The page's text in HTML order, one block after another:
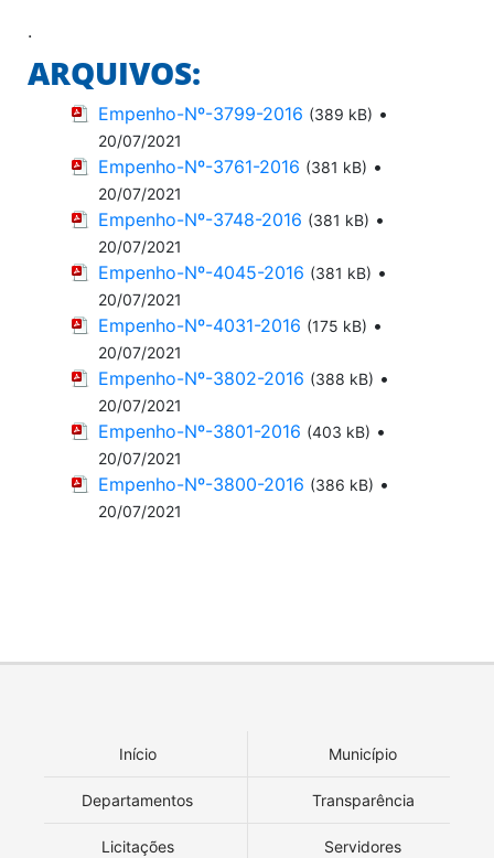
.
ARQUIVOS:
Empenho-Nº-3799-2016 (389 kB) •
20/07/2021
Empenho-Nº-3761-2016 (381 kB) •
20/07/2021
Empenho-Nº-3748-2016 (381 kB) •
20/07/2021
Empenho-Nº-4045-2016 (381 kB) •
20/07/2021
Empenho-Nº-4031-2016 (175 kB) •
20/07/2021
Empenho-Nº-3802-2016 (388 kB) •
20/07/2021
Empenho-Nº-3801-2016 (403 kB) •
20/07/2021
Empenho-Nº-3800-2016 (386 kB) •
20/07/2021
Início Município
Departamentos Transparência
Licitações Servidores